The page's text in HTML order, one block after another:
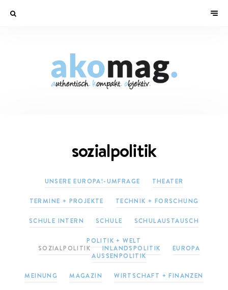
sozialpolitik
UNSERE EUROPA!-UMFRAGE THEATER
TERMINE + PROJEKTE TECHNIK + FORSCHUNG
SCHULE INTERN SCHULE SCHULAUSTAUSCH
POLITIK + WELT
SOZIALPOLITIK
INLANDSPOLITIK
EUROPA
AUSSENPOLITIK
MEINUNG MAGAZIN WIRTSCHAFT + FINANZEN